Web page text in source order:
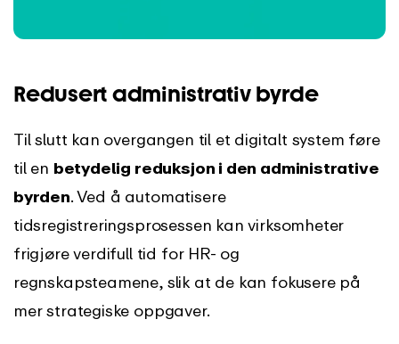
Redusert administrativ byrde
Til slutt kan overgangen til et digitalt system føre
til en betydelig reduksjon i den administrative
byrden. Ved å automatisere
tidsregistreringsprosessen kan virksomheter
frigjøre verdifull tid for HR- og
regnskapsteamene, slik at de kan fokusere på
mer strategiske oppgaver.